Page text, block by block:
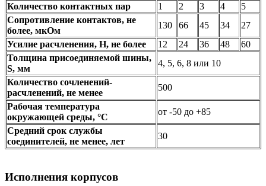
Количество контактных пар
1 2 3 4
5
Сопротивление контактов, не
более, мкОм
130 66 45 34
27
Усилие расчленения, Н, не более
12 24 36 48
60
Толщина присоединяемой шины,
S, мм
4, 5, 6, 8 или 10
Количество сочленений-
расчленений, не менее
500
Рабочая температура
окружающей среды, °C
от -50 до +85
Средний срок службы
соединителей, не менее, лет
30
Исполнения корпусов